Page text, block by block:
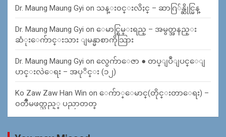
Dr. Maung Maung Gyi on သန္း၀င္းလိႈင္ – ဆာဂြ်န္ဆိုင္မြန္
Dr. Maung Maung Gyi on ေမာင္စြမ္းရည္ – အမွတ္အနည္း
ဆံုးေက်ာင္းသား ျမန္မာစာကိုသြား
Dr. Maung Maung Gyi on လွေက်ာေဇာ ● တပ္ျပဳျပင္ေျ
ပာင္းလဲေရး – အပုိင္း (၁၂)
Ko Zaw Zaw Han Win on ေက်ာ္ေမာင္(တိုင္းတာေရး) –
၀တၳဳမဖတ္သည့္ ပညာတတ္